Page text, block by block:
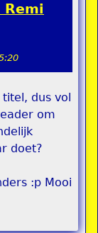
dus vol
om
doet?
:p Mooi